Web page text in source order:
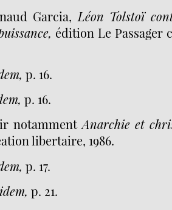
Garcia, Léon Tolstoï
édition Le Passager
p. 16.
p. 16.
notammentAnarchie et
libertaire, 1986.
p. 17.
p. 21.